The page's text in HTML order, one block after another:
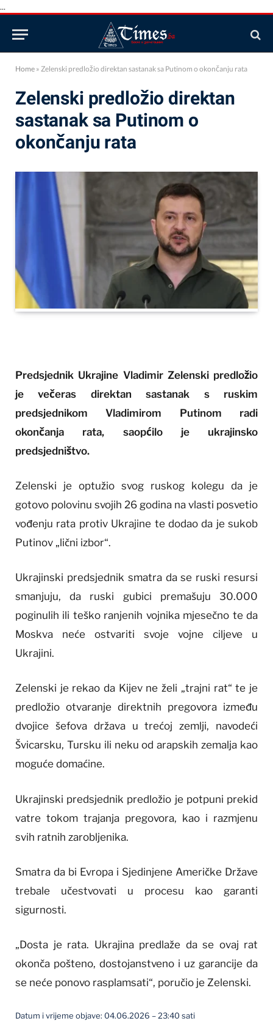
...
Home » Zelenski predložio direktan sastanak sa Putinom o okončanju rata
Zelenski predložio direktan
sastanak sa Putinom o
okončanju rata
Predsjednik Ukrajine Vladimir Zelenskipredložio
je večeras direktan sastanak s ruskim
predsjednikomVladimirom Putinom radi
okončanja rata, saopćilo je ukrajinsko
predsjedništvo.
Zelenski je optužio svog ruskog kolegu da je
gotovo polovinu svojih 26 godina na vlasti posvetio
vođenju rata protiv Ukrajine te dodao da je sukob
Putinov „lični izbor“.
Ukrajinski predsjednik smatra da se ruski resursi
smanjuju, da ruski gubici premašuju 30.000
poginulih ili teško ranjenih vojnika mjesečno te da
Moskva neće ostvariti svoje vojne ciljeve u
Ukrajini.
Zelenski je rekao da Kijev ne želi „trajni rat“ te je
predložio otvaranje direktnih pregovora između
dvojice šefova država u trećoj zemlji, navodeći
Švicarsku, Tursku ili neku od arapskih zemalja kao
moguće domaćine.
Ukrajinski predsjednik predložio je potpuni prekid
vatre tokom trajanja pregovora, kao i razmjenu
svih ratnih zarobljenika.
Smatra da bi Evropa i Sjedinjene Američke Države
trebale učestvovati u procesu kao garanti
sigurnosti.
„Dosta je rata. Ukrajina predlaže da se ovaj rat
okonča pošteno, dostojanstveno i uz garancije da
se neće ponovo rasplamsati“, poručio je Zelenski.
Datum i vrijeme objave: 04.06.2026 – 23:40 sati